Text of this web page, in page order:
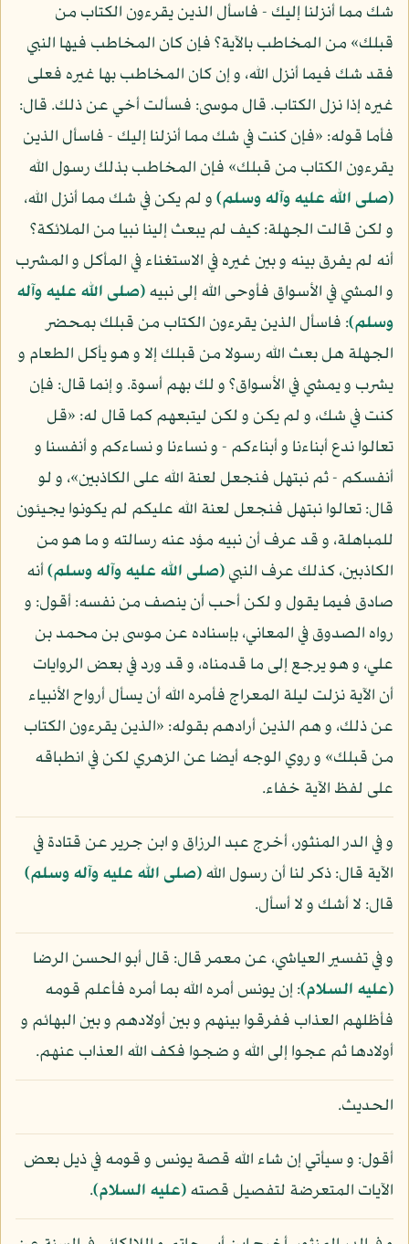
شك مما أنزلنا إليك - فاسأل الذين يقرءون الكتاب من
قبلك» من المخاطب بالآية؟ فإن كان المخاطب فيها النبي
فقد شك فيما أنزل الله، و إن كان المخاطب بها غيره فعلى
غيره إذا نزل الكتاب. قال موسى: فسألت أخي عن ذلك. قال:
فأما قوله: «فإن كنت في شك مما أنزلنا إليك - فاسأل الذين
يقرءون الكتاب من قبلك» فإن المخاطب بذلك رسول الله
(صلى الله عليه وآله وسلم)و لم يكن في شك مما أنزل الله،
و لكن قالت الجهلة: كيف لم يبعث إلينا نبيا من الملائكة؟
أنه لم يفرق بينه و بين غيره في الاستغناء في المأكل و المشرب
و المشي في الأسواق فأوحى الله إلى نبيه(صلى الله عليه وآله
وسلم): فاسأل الذين يقرءون الكتاب من قبلك بمحضر
الجهلة هل بعث الله رسولا من قبلك إلا و هو يأكل الطعام و
يشرب و يمشي في الأسواق؟ و لك بهم أسوة. و إنما قال: فإن
كنت في شك، و لم يكن و لكن ليتبعهم كما قال له: «قل
تعالوا ندع أبناءنا و أبناءكم - و نساءنا و نساءكم و أنفسنا و
أنفسكم - ثم نبتهل فنجعل لعنة الله على الكاذبين»، و لو
قال: تعالوا نبتهل فنجعل لعنة الله عليكم لم يكونوا يجيئون
للمباهلة، و قد عرف أن نبيه مؤد عنه رسالته و ما هو من
الكاذبين، كذلك عرف النبي(صلى الله عليه وآله وسلم)أنه
صادق فيما يقول و لكن أحب أن ينصف من نفسه: أقول: و
رواه الصدوق في المعاني، بإسناده عن موسى بن محمد بن
علي، و هو يرجع إلى ما قدمناه، و قد ورد في بعض الروايات
أن الآية نزلت ليلة المعراج فأمره الله أن يسأل أرواح الأنبياء
عن ذلك، و هم الذين أرادهم بقوله: «الذين يقرءون الكتاب
من قبلك» و روي الوجه أيضا عن الزهري لكن في انطباقه
على لفظ الآية خفاء.
و في الدر المنثور، أخرج عبد الرزاق و ابن جرير عن قتادة في
الآية قال: ذكر لنا أن رسول الله(صلى الله عليه وآله وسلم)
قال: لا أشك و لا أسأل.
و في تفسير العياشي، عن معمر قال: قال أبو الحسن الرضا
(عليه السلام): إن يونس أمره الله بما أمره فأعلم قومه
فأظلهم العذاب ففرقوا بينهم و بين أولادهم و بين البهائم و
أولادها ثم عجوا إلى الله و ضجوا فكف الله العذاب عنهم.
الحديث.
أقول: و سيأتي إن شاء الله قصة يونس و قومه في ذيل بعض
الآيات المتعرضة لتفصيل قصته(عليه السلام).